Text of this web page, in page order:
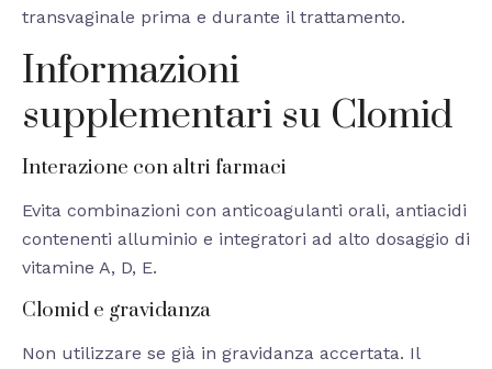
transvaginale prima e durante il trattamento.
Informazioni
supplementari su Clomid
Interazione con altri farmaci
Evita combinazioni con anticoagulanti orali, antiacidi
contenenti alluminio e integratori ad alto dosaggio di
vitamine A, D, E.
Clomid e gravidanza
Non utilizzare se già in gravidanza accertata. Il